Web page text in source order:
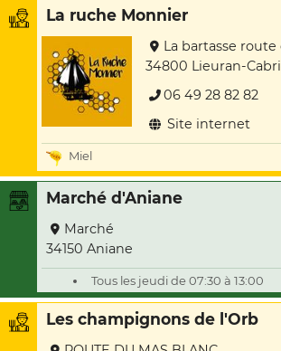
La ruche Monnier
La bartasse
34800 Lieuran-
06 49 28 82 82
Site internet
Miel
Marché d'Aniane
Marché
34150 Aniane
Tous les jeudi de 07:30 à 13:00
Les champignons de l'Orb